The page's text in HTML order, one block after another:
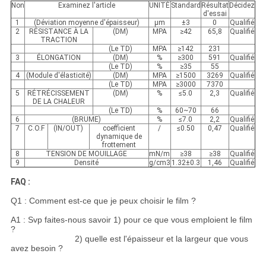
Non Examinez l'article UNITÉ Standard Résultat
d'essai
Décidez
1 (Déviation moyenne d'épaisseur) μm ±3 0
Qualifié
2
RÉSISTANCE À LA
TRACTION
(DM) MPA ≥42 65,8 Qualifié
(Le TD) MPA ≥142
231
3
ÉLONGATION (DM) % ≥300 591
Qualifié
(Le TD)
% ≥35
55
4
(Module d'élasticité) (DM) MPA ≥1500 3269
Qualifié
(Le TD)
MPA ≥3000
7370
5
RÉTRÉCISSEMENT
DE LA CHALEUR
(DM) % ≤5.0 2,3 Qualifié
(Le TD) % 60~70
66
6
(BRUME) % ≤7.0 2,2
Qualifié
7
C.O.F (IN/OUT)
coefficient
dynamique de
frottement
/ ≤0.50 0,47 Qualifié
8 TENSION DE MOUILLAGE mN/m ≥38 ≥38
Qualifié
9
Densité g/cm3 1.32±0.3 1,46 Qualifié
FAQ :
Q1 : Comment est-ce que je peux choisir le film ?
A1 : Svp faites-nous savoir 1) pour ce que vous emploient le film
?
2) quelle est l'épaisseur et la largeur que vous
avez besoin ?